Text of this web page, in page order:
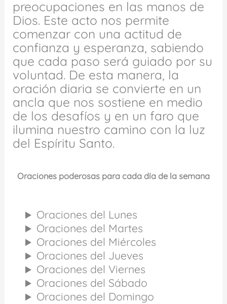
preocupaciones en las manos de
Dios. Este acto nos permite
comenzar con una actitud de
confianza y esperanza, sabiendo
que cada paso será guiado por su
voluntad. De esta manera, la
oración diaria se convierte en un
ancla que nos sostiene en medio
de los desafíos y en un faro que
ilumina nuestro camino con la luz
del Espíritu Santo.
Oraciones poderosas para cada día de la semana
Oraciones del Lunes
Oraciones del Martes
Oraciones del Miércoles
Oraciones del Jueves
Oraciones del Viernes
Oraciones del Sábado
Oraciones del Domingo